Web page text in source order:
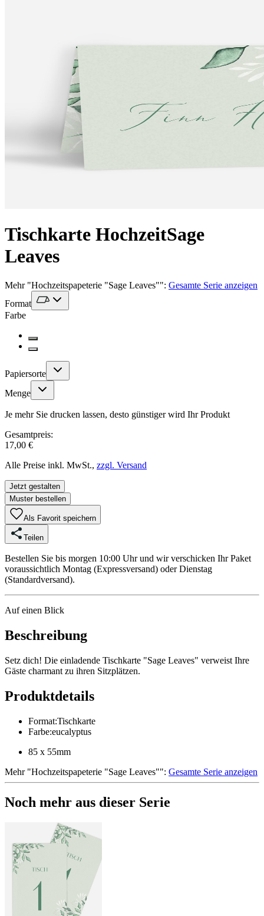
Tischkarte HochzeitSage
Leaves
Mehr"Hochzeitspapeterie "Sage Leaves"": Gesamte Serie anzeigen
Format
Farbe
Papiersorte
Menge
Je mehr Sie drucken lassen, desto günstiger wird Ihr Produkt
Gesamtpreis:
17,00 €
Alle Preise inkl. MwSt., zzgl. Versand
Jetzt gestalten
Muster bestellen
Als Favorit speichern
Teilen
Bestellen Sie bis morgen 10:00 Uhr und wir verschicken Ihr Paket
voraussichtlich Montag (Expressversand) oder Dienstag
(Standardversand).
Auf einen Blick
Beschreibung
Setz dich! Die einladende Tischkarte "Sage Leaves" verweist Ihre
Gäste charmant zu ihren Sitzplätzen.
Produktdetails
Format:Tischkarte
Farbe:eucalyptus
85 x 55mm
Mehr"Hochzeitspapeterie "Sage Leaves"": Gesamte Serie anzeigen
Noch mehr aus dieser Serie